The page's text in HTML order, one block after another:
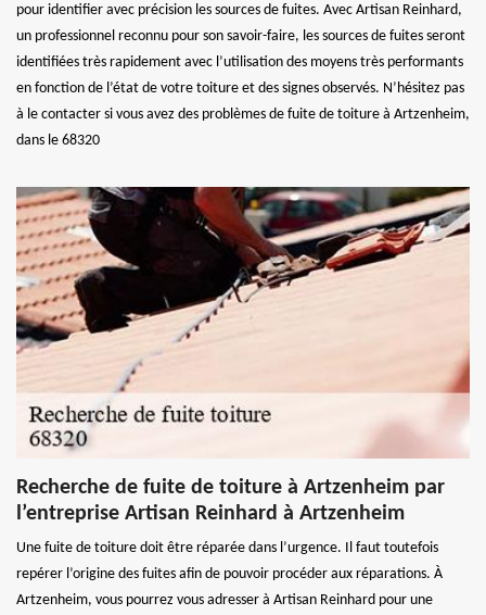
pour identifier avec précision les sources de fuites. Avec Artisan Reinhard,
un professionnel reconnu pour son savoir-faire, les sources de fuites seront
identifiées très rapidement avec l’utilisation des moyens très performants
en fonction de l’état de votre toiture et des signes observés. N’hésitez pas
à le contacter si vous avez des problèmes de fuite de toiture à Artzenheim,
dans le 68320
Recherche de fuite de toiture à Artzenheim par
l’entreprise Artisan Reinhard à Artzenheim
Une fuite de toiture doit être réparée dans l’urgence. Il faut toutefois
repérer l’origine des fuites afin de pouvoir procéder aux réparations. À
Artzenheim, vous pourrez vous adresser à Artisan Reinhard pour une